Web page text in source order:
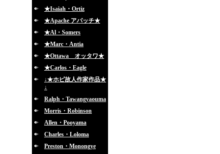
★Isaiah・Ortiz
★Apache アパッチ★
★Al・Somers
★Marc・Antia
★Ottawa オッタワ★
★Carlos・Eagle
↓★ホピ故人作家作品★
↓
Ralph・Tawangyaouma
Morris・Robinson
Allen・Pooyama
Charles・Loloma
Preston・Monongye